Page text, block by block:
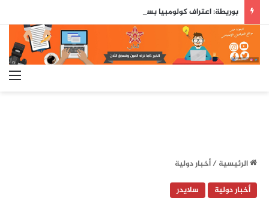
الرئيسية/أخبار دولية
أخبار دولية
سلايدر